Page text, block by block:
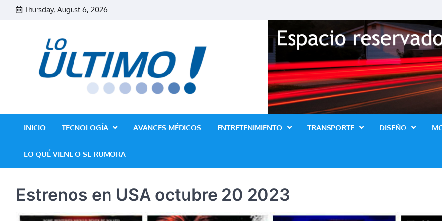
Thursday, August 6, 2026
Revista Lo Ultimo
INICIO TECNOLOGÍA AVANCES MÉDICOS ENTRETENIMIENTO TRANSPORTE DISEÑO
LO QUÉ VIENE O SE RUMORA
Estrenos en USA octubre 20 2023